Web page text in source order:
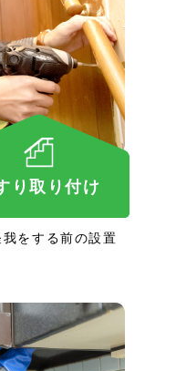
り取り付け
をする前の設置